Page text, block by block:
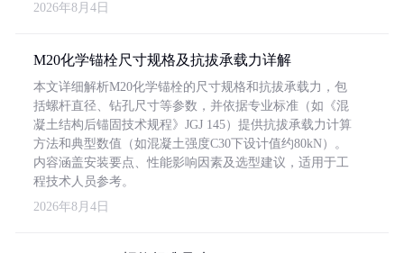
2026年8月4日
M20化学锚栓尺寸规格及抗拔承载力详解
本文详细解析M20化学锚栓的尺寸规格和抗拔承载力，包
括螺杆直径、钻孔尺寸等参数，并依据专业标准（如《混
凝土结构后锚固技术规程》JGJ 145）提供抗拔承载力计算
方法和典型数值（如混凝土强度C30下设计值约80kN）。
内容涵盖安装要点、性能影响因素及选型建议，适用于工
程技术人员参考。
2026年8月4日